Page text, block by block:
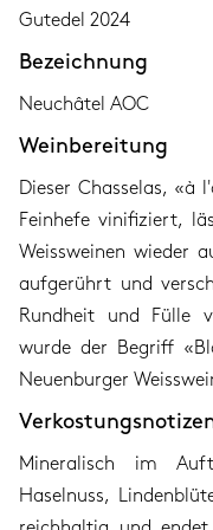
Gutedel 2024
Bezeichnung
Neuchâtel AOC
Weinbereitung
Dieser Chasselas, «à
Feinhefe vinifiziert,
Weissweinen wieder
aufgerührt und
Rundheit und Fülle
wurde der Begriff
Neuenburger
Mineralisch im
Haselnuss,